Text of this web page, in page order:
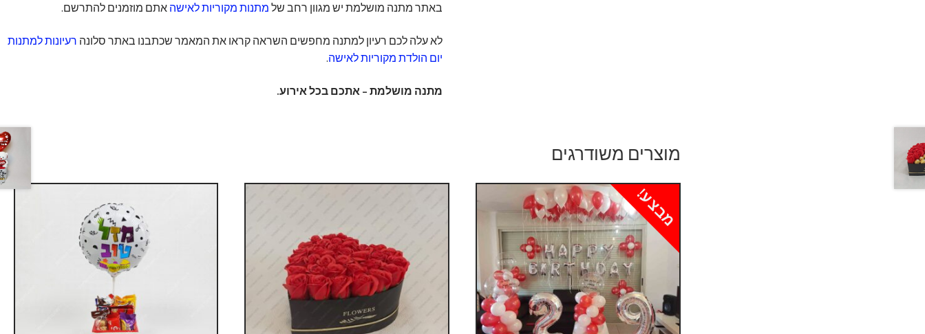
באתר מתנה מושלמת יש מגוון רחב של מתנות מקוריות לאישה אתם מוזמנים להתרשם.
לא עלה לכם רעיון למתנה מחפשים השראה קראו את המאמר שכתבנו באתר סלונה רעיונות למתנות
יום הולדת מקוריות לאישה.
מתנה מושלמת – אתכם בכל אירוע.
מוצרים משודרגים
מבצע!